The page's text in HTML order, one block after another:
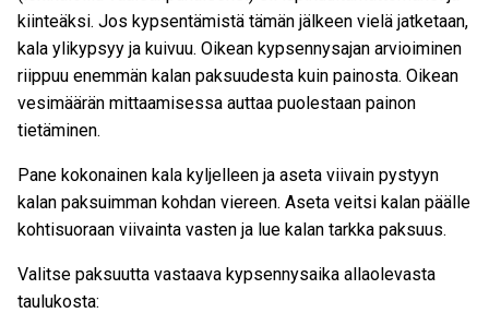
kiinteäksi. Jos kypsentämistä tämän jälkeen vielä jatketaan,
kala ylikypsyy ja kuivuu. Oikean kypsennysajan arvioiminen
riippuu enemmän kalan paksuudesta kuin painosta. Oikean
vesimäärän mittaamisessa auttaa puolestaan painon
tietäminen.
Pane kokonainen kala kyljelleen ja aseta viivain pystyyn
kalan paksuimman kohdan viereen. Aseta veitsi kalan päälle
kohtisuoraan viivainta vasten ja lue kalan tarkka paksuus.
Valitse paksuutta vastaava kypsennysaika allaolevasta
taulukosta: